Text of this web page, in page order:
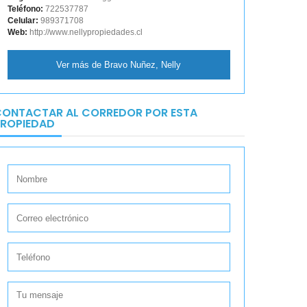
Teléfono: 722537787
Celular: 989371708
Web: http://www.nellypropiedades.cl
Ver más de Bravo Nuñez, Nelly
AL CORREDOR POR ESTA